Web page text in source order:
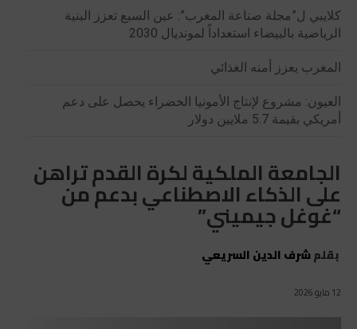
كلايبي ل”مجلة صناعة المغرب”: عين السبع تعزز البنية
الرياضية بالبيضاء استعداداً لمونديال 2030
المغرب يعزز أمنه الغذائي
العيون: مشروع لإنتاج الأمونيا الخضراء يحصل على دعم
أمريكي بقيمة 5.7 ملايين دولار
الجامعة الملكية لكرة القدم تراهن
على الذكاء الاصطناعي بدعم من
“غوغل جيميني”
بقلمشرف الدين السريعي
12 مايو 2026